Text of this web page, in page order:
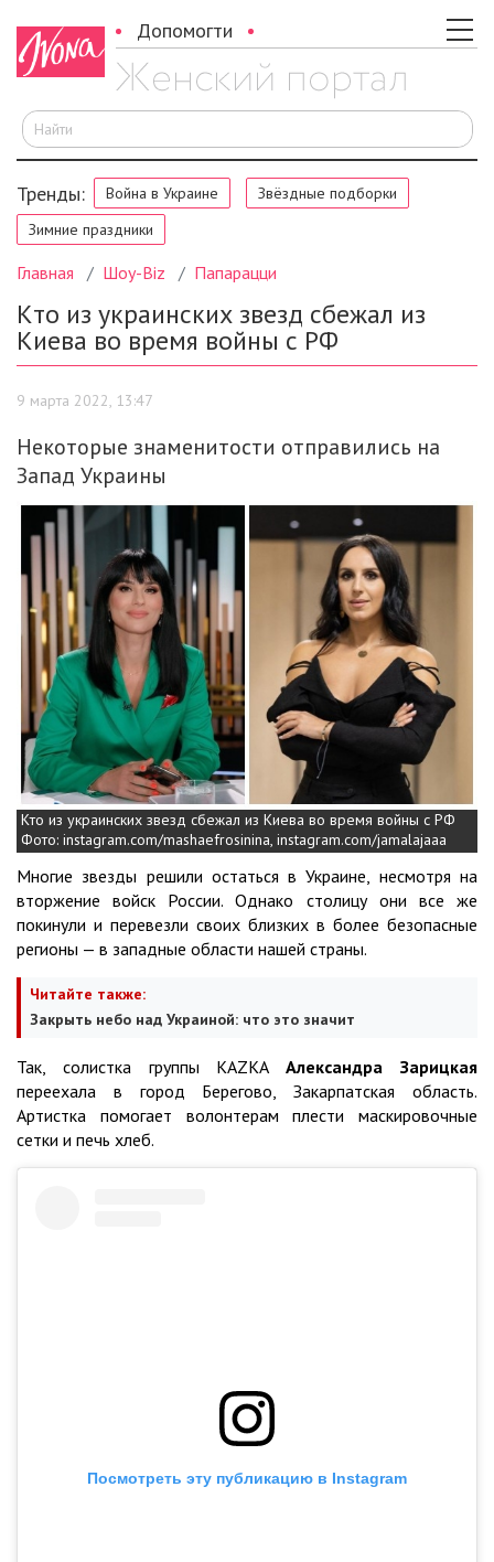
Допомогти
Тренды: Война в Украине
Звёздные подборки
Зимние праздники
Главная Шоу-Biz Папарацци
Кто из украинских звезд сбежал из
Киева во время войны с РФ
9 марта 2022, 13:47
Некоторые знаменитости отправились на
Запад Украины
Кто из украинских звезд сбежал из Киева во время войны с РФ
Фото: instagram.com/mashaefrosinina, instagram.com/jamalajaaa
Многие звезды решили остаться в Украине, несмотря на
вторжение войск России. Однако столицу они все же
покинули и перевезли своих близких в более безопасные
регионы — в западные области нашей страны.
Читайте также:
Закрыть небо над Украиной: что это значит
Так, солистка группы KAZKAАлександра Зарицкая
переехала в город Берегово, Закарпатская область.
Артистка помогает волонтерам плести маскировочные
сетки и печь хлеб.
Посмотреть эту публикацию в Instagram